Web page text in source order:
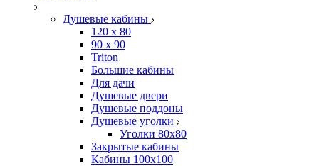
Душевые кабины
120 x 80
90 х 90
Triton
Большие кабины
Для дачи
Душевые двери
Душевые поддоны
Душевые уголки
Уголки 80х80
Закрытые кабины
Кабины 100x100